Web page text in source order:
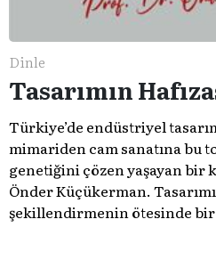
Dinle
Tasarımın
Türkiye’de endüstriyel
mimariden cam sanatına bu
genetiğini çözen yaşayan bir
Önder Küçükerman.
şekillendirmenin ötesinde bir